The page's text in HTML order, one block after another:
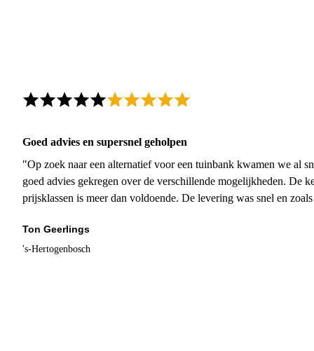
Goed advies en supersnel geholpen
"Op zoek naar een alternatief voor een tuinbank kwamen we al
goed advies gekregen over de verschillende mogelijkheden. De
prijsklassen is meer dan voldoende. De levering was snel en
Ton Geerlings
's-Hertogenbosch